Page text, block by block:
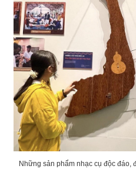
Những sản phẩm nhạc cụ độc đáo,